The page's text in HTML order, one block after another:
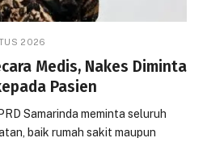
2026
Medis, Nakes Diminta
Pasien
Samarinda meminta seluruh
baik rumah sakit maupun